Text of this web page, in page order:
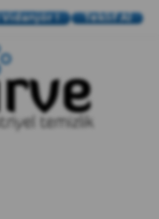
Vidanjör ! Teklif Al